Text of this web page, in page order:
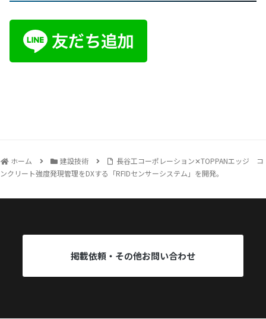
ホーム 建設技術
長谷工コーポレーション✕TOPPANエッジ コ
ンクリート強度発現管理をDXする「RFIDセンサーシステム」を開発。
掲載依頼・その他お問い合わせ